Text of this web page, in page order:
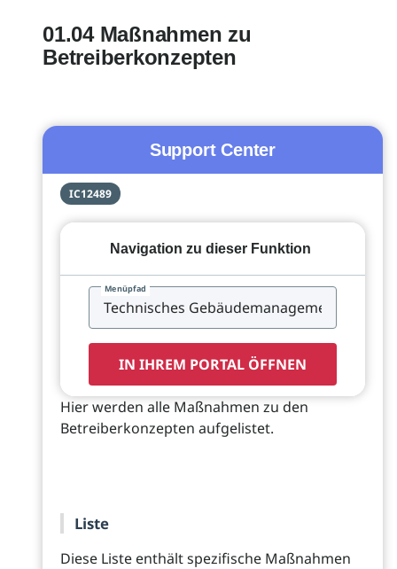
01.04 Maßnahmen zu
Betreiberkonzepten
Support Center
IC12489
Navigation zu dieser Funktion
Menüpfad
IN IHREM PORTAL ÖFFNEN
Hier werden alle Maßnahmen zu den
Betreiberkonzepten aufgelistet.
Liste
Diese Liste enthält spezifische Maßnahmen